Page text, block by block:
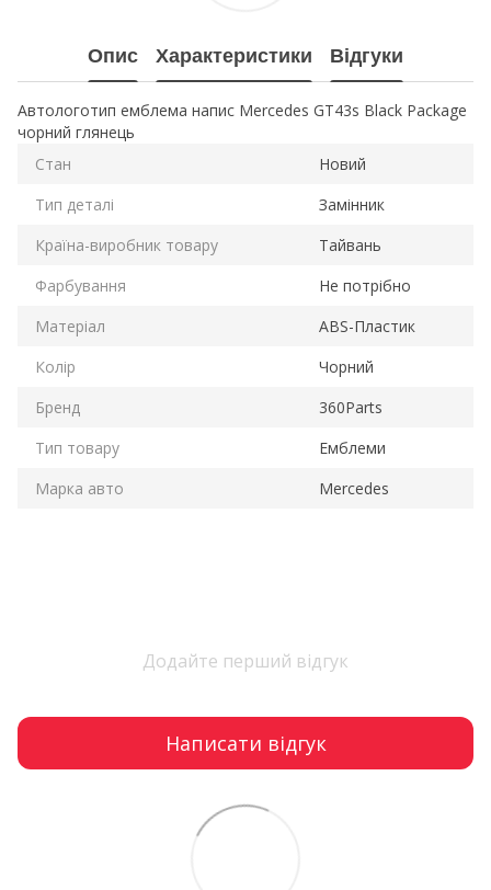
Опис Характеристики Відгуки
Автологотип емблема напис Mercedes GT43s Black Package
чорний глянець
Стан
Новий
Тип деталі
Замінник
Країна-виробник товару
Тайвань
Фарбування
Не потрібно
Матеріал
ABS-Пластик
Колір
Чорний
Бренд
360Parts
Тип товару
Емблеми
Марка авто
Mercedes
Додайте перший відгук
Написати відгук